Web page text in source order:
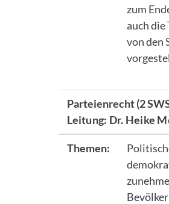
zum
auch die
von den
Parteienrecht(2
Leitung: Dr. Heike
Themen: